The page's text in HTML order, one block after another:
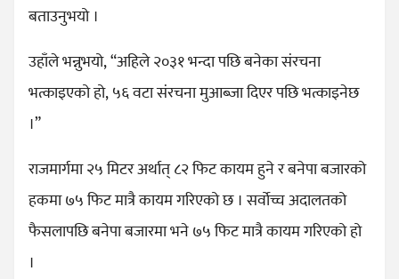
बताउनुभयो ।
उहाँले भन्नुभयो, “अहिले २०३१ भन्दा पछि बनेका संरचना
भत्काइएको हो, ५६ वटा संरचना मुआब्जा दिएर पछि भत्काइनेछ
।”
राजमार्गमा २५ मिटर अर्थात् ८२ फिट कायम हुने र बनेपा बजारको
हकमा ७५ फिट मात्रै कायम गरिएको छ । सर्वोच्च अदालतको
फैसलापछि बनेपा बजारमा भने ७५ फिट मात्रै कायम गरिएको हो
।